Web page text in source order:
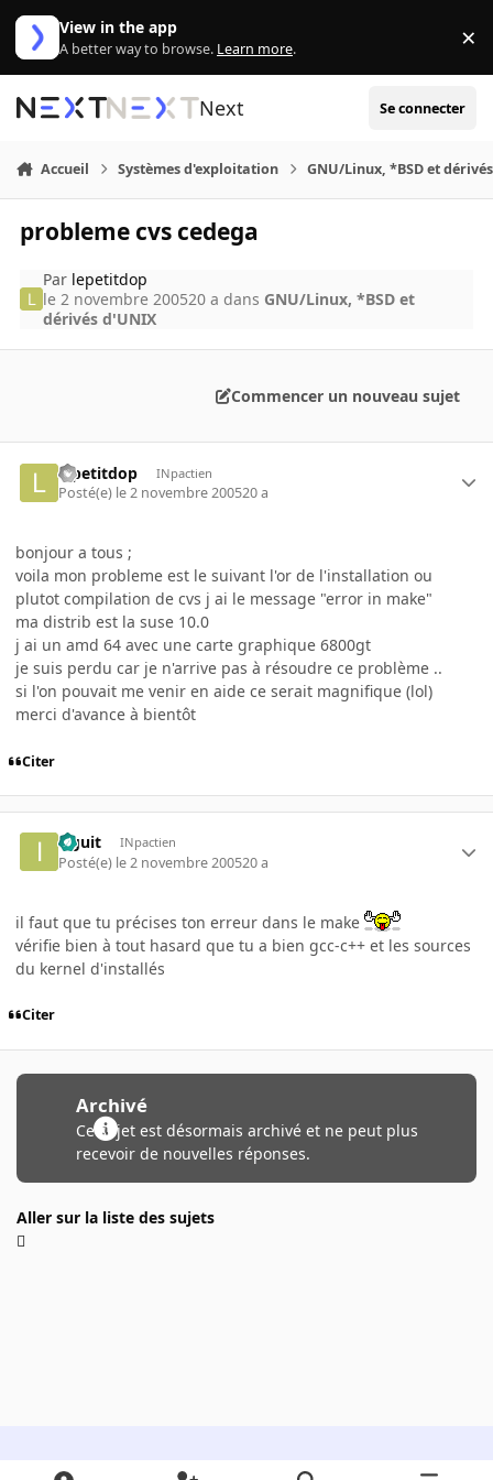
Aller au contenu
View in the app
A better way to browse. Learn more. ×
Next Se connecter
Accueil Systèmes d'exploitation GNU/Linux, *BSD et
probleme cvs cedega
Par lepetitdop
le 2 novembre 200520 a dans GNU/Linux, *BSD et
dérivés d'UNIX
Commencer un nouveau sujet
lepetitdop INpactien
Posté(e) le 2 novembre 200520 a
bonjour a tous ;
voila mon probleme est le suivant l'or de l'installation ou
plutot compilation de cvs j ai le message "error in make"
ma distrib est la suse 10.0
j ai un amd 64 avec une carte graphique 6800gt
je suis perdu car je n'arrive pas à résoudre ce problème ..
si l'on pouvait me venir en aide ce serait magnifique (lol)
merci d'avance à bientôt
Citer
izguit INpactien
Posté(e) le 2 novembre 200520 a
il faut que tu précises ton erreur dans le make
vérifie bien à tout hasard que tu a bien gcc-c++ et les sources
du kernel d'installés
Citer
Archivé
Ce sujet est désormais archivé et ne peut plus
recevoir de nouvelles réponses.
Aller sur la liste des sujets